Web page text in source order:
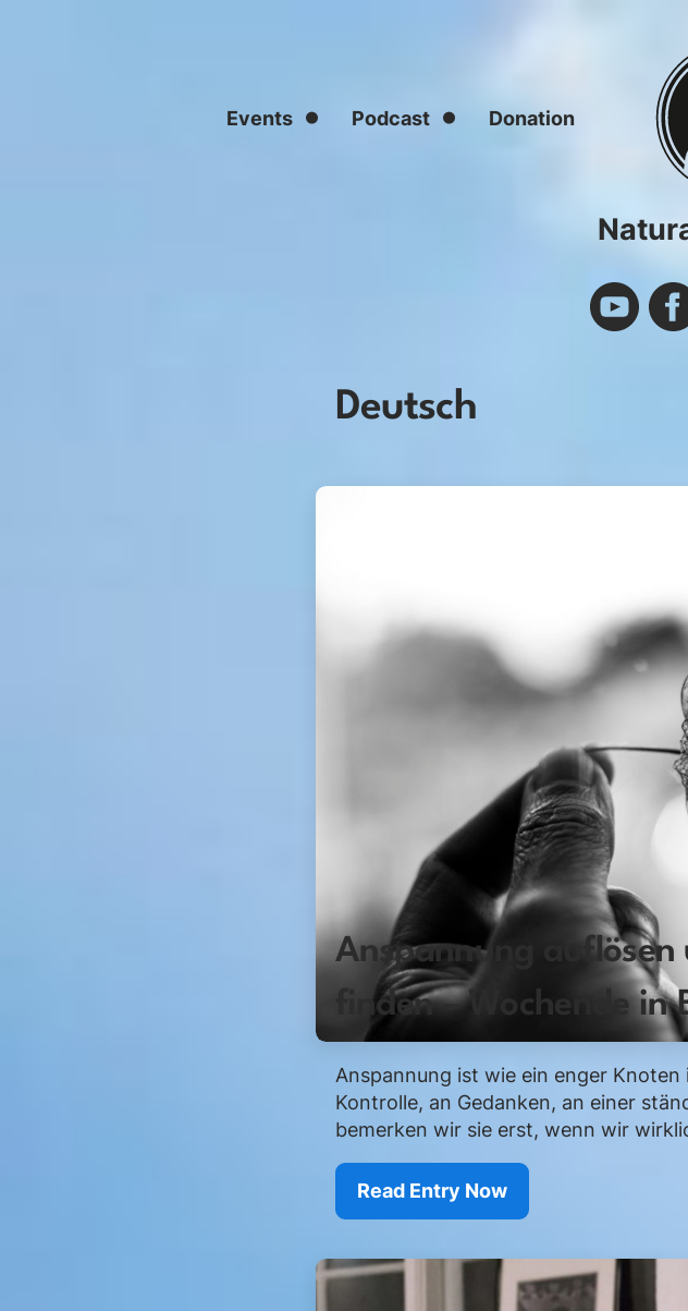
Events Podcast Donation
Deutsch
Anspannung auflösen
finden – Wochende
Anspannung ist wie ein enger Knoten
Kontrolle, an Gedanken, an einer
bemerken wir sie erst, wenn wir
Read Entry Now